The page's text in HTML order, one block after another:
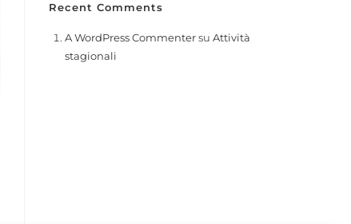
Recent Comments
A WordPress Commentersu Attività
stagionali